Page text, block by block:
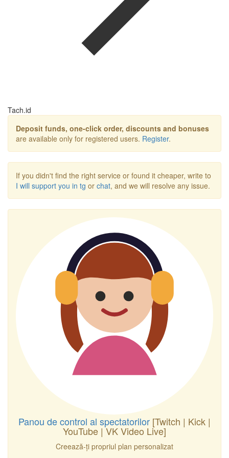
Tach.id
Deposit funds, one-click order, discounts and bonuses
are available only for registered users. Register.
If you didn't find the right service or found it cheaper, write to
I will support you in tg or chat, and we will resolve any issue.
Panou de control al spectatorilor [Twitch | Kick |
YouTube | VK Video Live]
Creează-ți propriul plan personalizat